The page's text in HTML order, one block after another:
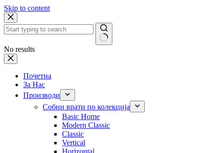
Skip to content
No results
Почетна
За Нас
Производи
Собни врати по колекција
Basic Home
Modern Classic
Classic
Vertical
Horizontal